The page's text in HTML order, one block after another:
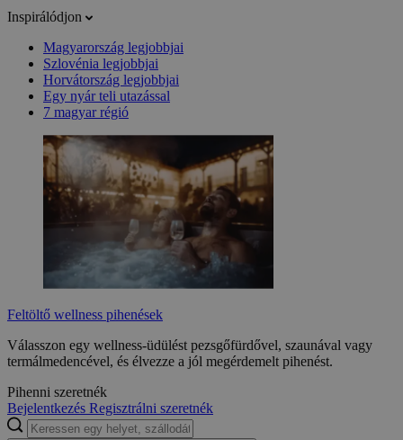
Inspirálódjon
Magyarország legjobbjai
Szlovénia legjobbjai
Horvátország legjobbjai
Egy nyár teli utazással
7 magyar régió
Feltöltő wellness pihenések
Válasszon egy wellness-üdülést pezsgőfürdővel, szaunával vagy
termálmedencével, és élvezze a jól megérdemelt pihenést.
Pihenni szeretnék
Bejelentkezés Regisztrálni szeretnék